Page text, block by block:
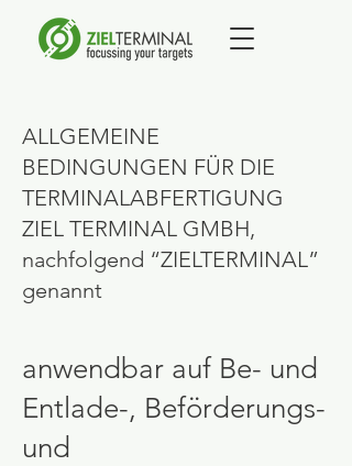
ALLGEMEINE
BEDINGUNGEN FÜR DIE
TERMINALABFERTIGUNG
ZIEL TERMINAL GMBH,
nachfolgend “ZIELTERMINAL”
genannt
anwendbar auf Be- und
Entlade-, Beförderungs-
und